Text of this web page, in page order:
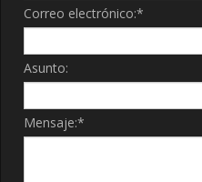
Correo electrónico:*
Asunto:
Mensaje:*